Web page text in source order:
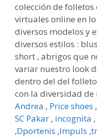
colección de folletos
virtuales online en
diversos modelos y
diversos estilos :
short , abrigos que
variar nuestro look
dentro del del
con la diversidad de
Andrea , Price shoes ,
SC Pakar , incognita ,
,Dportenis ,Impuls ,